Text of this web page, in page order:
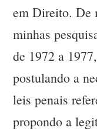
em Direito. De
minhas
de 1972 a
postulando a
leis penais
propondo a